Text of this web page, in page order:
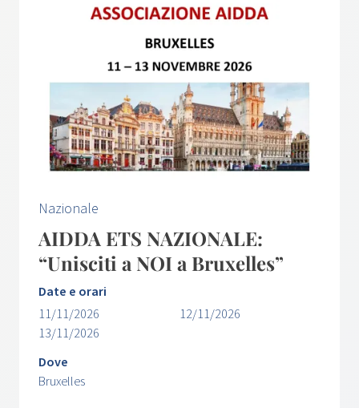
Nazionale
AIDDA ETS NAZIONALE:
“Unisciti a NOI a Bruxelles”
Date e orari
11/11/2026
12/11/2026
13/11/2026
Dove
Bruxelles